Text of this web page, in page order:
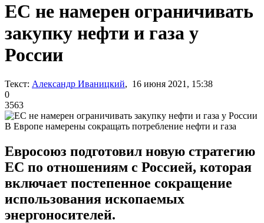
ЕС не намерен ограничивать
закупку нефти и газа у
России
Текст: Александр Иваницкий, 16 июня 2021, 15:38
0
3563
В Европе намерены сокращать потребление нефти и газа
Евросоюз подготовил новую стратегию
ЕС по отношениям с Россией, которая
включает постепенное сокращение
использования ископаемых
энергоносителей.